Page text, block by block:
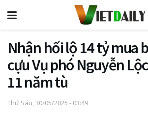
Nhận hối lộ 14 tỷ mua
cựu Vụ phó Nguyễn
11 năm tù
Thứ Sáu, 30/05/2025 - 03:49